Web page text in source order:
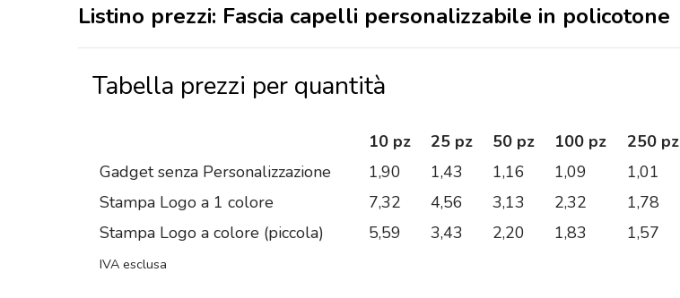
Listino prezzi: Fascia capelli personalizzabile in policotone
Tabella prezzi per quantità
10 pz 25 pz 50 pz 100 pz 250 pz
Gadget senza Personalizzazione
1,90 1,43 1,16 1,09 1,01
Stampa Logo a 1 colore
7,32 4,56 3,13 2,32 1,78
Stampa Logo a colore (piccola)
5,59 3,43 2,20 1,83 1,57
IVA esclusa